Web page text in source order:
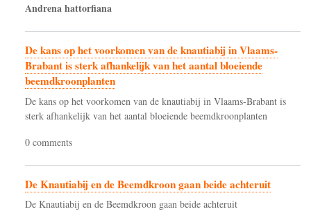
Andrenahattorfiana
De kans op het voorkomen van de knautiabij in Vlaams-
Brabant is sterk afhankelijk van het aantal bloeiende
beemdkroonplanten
De kans op het voorkomen van de knautiabij in Vlaams-Brabant is
sterk afhankelijk van het aantal bloeiende beemdkroonplanten
0 comments
De Knautiabij en de Beemdkroon gaan beide achteruit
De Knautiabij en de Beemdkroon gaan beide achteruit